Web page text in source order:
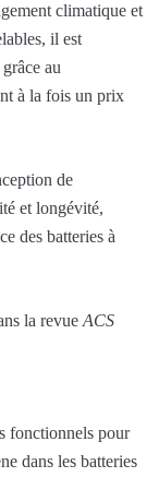
climatique et
il est
au
à la fois un prix
de
et longévité,
des batteries à
la revue ACS
fonctionnels pour
dans les batteries